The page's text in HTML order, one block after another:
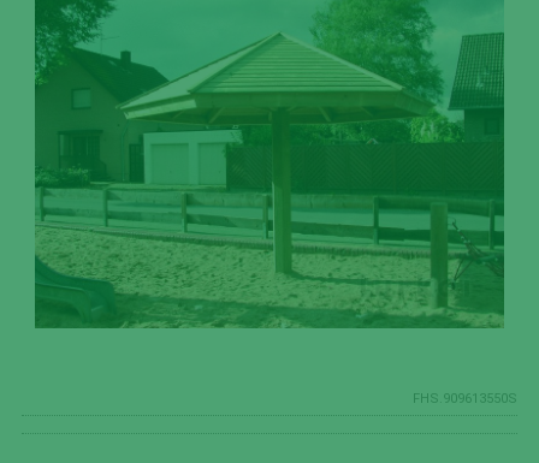
FHS.909613550S